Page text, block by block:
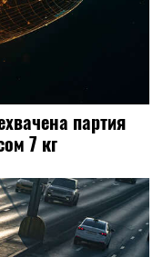
партия
7 кг